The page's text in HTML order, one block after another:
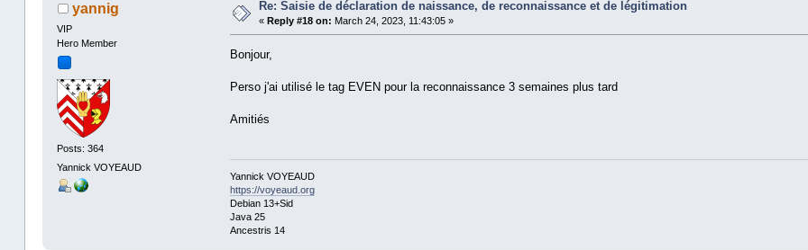
yannig
VIP
Hero Member
Posts: 364
Yannick VOYEAUD
Re: Saisie de déclaration de naissance, de reconnaissance et de légitimation
«Reply #18 on: March 24, 2023, 11:43:05 »
Bonjour,
Perso j'ai utilisé le tag EVEN pour la reconnaissance 3 semaines plus tard
Amitiés
Yannick VOYEAUD
https://voyeaud.org
Debian 13+Sid
Java 25
Ancestris 14